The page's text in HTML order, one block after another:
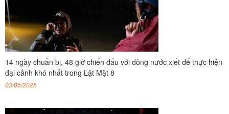
14 ngày chuẩn bị, 48 giờ chiến đấu với dòng nước xiết để thực hiện
đại cảnh khó nhất trong Lật Mặt 8
03/05/2025